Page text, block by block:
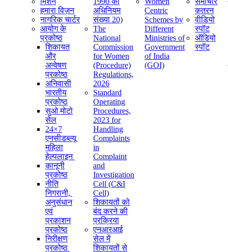
हमारा विज़न
नागरिक चार्टर
आयोग के
प्रकोष्ठ
शिकायत
और
अन्वेषण
प्रकोष्ठ
अनिवासी
भारतीय
प्रकोष्ठ
सुओ मोटो
सेल
24×7
एनसीडब्ल्यू
महिला
हेल्पलाइन
कानूनी
प्रकोष्ठ
नीति
निगरानी, ​​
अनुसंधान
एवं
प्रकाशन
प्रकोष्ठ
निरीक्षण
प्रकोष्ठ
अधिनियम
संख्या 20)
The
National
Commission
for Women
(Procedure)
Regulations,
2026
Standard
Operating
Procedures,
2023 for
Handling
Complaints
in
Complaint
and
Investigation
Cell (C&I
Cell)
शिकायतों को
बंद करने की
प्रक्रिया
एनआरआई
सेल में
शिकायतों से
Centric
Schemes by
Different
Ministries of
Government
of India
(GOI)
कतरन
वीडियो
स्पॉट
ऑडियो
स्पॉट